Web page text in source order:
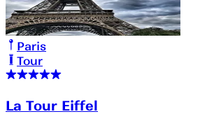
Paris
Tour
La Tour Eiffel